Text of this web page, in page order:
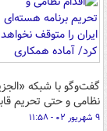
گفت‌وگو با شبکه
نظامی و حتی تحریم
۹ شهریور ۰۲ - ۱۱:۵۸